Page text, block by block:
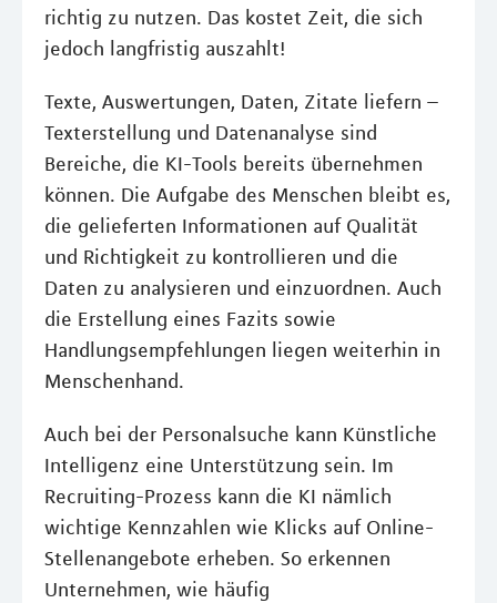
richtig zu nutzen. Das kostet Zeit, die sich
jedoch langfristig auszahlt!
Texte, Auswertungen, Daten, Zitate liefern –
Texterstellung und Datenanalyse sind
Bereiche, die KI-Tools bereits übernehmen
können. Die Aufgabe des Menschen bleibt es,
die gelieferten Informationen auf Qualität
und Richtigkeit zu kontrollieren und die
Daten zu analysieren und einzuordnen. Auch
die Erstellung eines Fazits sowie
Handlungsempfehlungen liegen weiterhin in
Menschenhand.
Auch bei der Personalsuche kann Künstliche
Intelligenz eine Unterstützung sein. Im
Recruiting-Prozess kann die KI nämlich
wichtige Kennzahlen wie Klicks auf Online-
Stellenangebote erheben. So erkennen
Unternehmen, wie häufig